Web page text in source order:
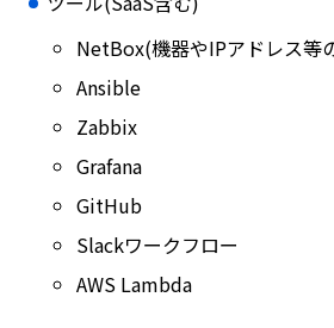
NetBox(機器やIPアドレス等
Ansible
Zabbix
Grafana
GitHub
Slackワークフロー
AWS Lambda